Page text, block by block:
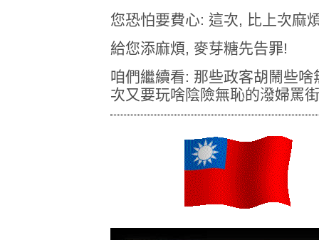
您恐怕要費心: 這次, 比上次麻
給您添麻煩, 麥芽糖先告罪!
咱們繼續看: 那些政客胡鬧些
次又要玩啥陰險無恥的潑婦罵